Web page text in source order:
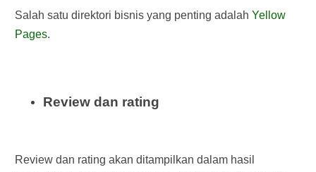
Salah satu direktori bisnis yang penting adalahYellow
Pages.
Review dan rating
Review dan rating akan ditampilkan dalam hasil